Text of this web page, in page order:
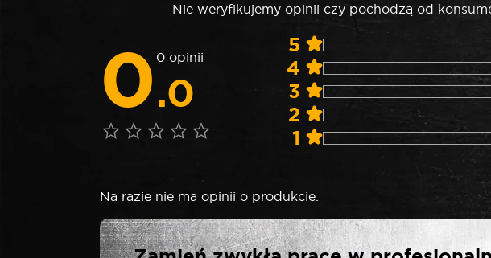
Nie weryfikujemy opinii czy pochodzą od
0.0
0 opinii
5
4
3
2
1
Na razie nie ma opinii o produkcie.
NAPISZ PIERWSZĄ